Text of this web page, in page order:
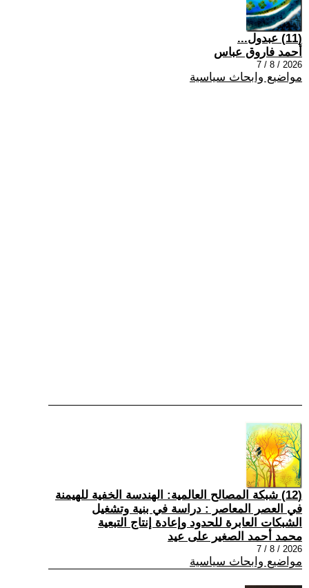
(11) عبدول...
أحمد فاروق عباس
2026 / 8 / 7
مواضيع وابحاث سياسية
(12) شبكة المصالح العالمية: الهندسة الخفية للهيمنة
في العصر المعاصر : دراسة في بنية وتشغيل
الشبكات العابرة للحدود وإعادة إنتاج التبعية
محمد أحمد الصغير على عيد
2026 / 8 / 7
مواضيع وابحاث سياسية